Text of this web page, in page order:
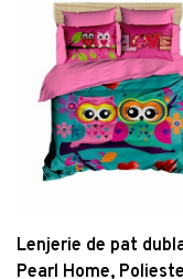
Lenjerie de pat
Pearl Home,